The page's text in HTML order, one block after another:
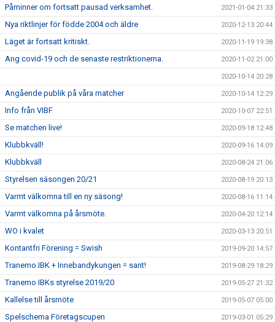
Påminner om fortsatt pausad verksamhet. 2021-01-04 21:33
Nya riktlinjer för födde 2004 och äldre 2020-12-13 20:44
Läget är fortsatt kritiskt. 2020-11-19 19:38
Ang covid-19 och de senaste restriktionerna. 2020-11-02 21:00
2020-10-14 20:28
Angående publik på våra matcher 2020-10-14 12:29
Info från VIBF 2020-10-07 22:51
Se matchen live! 2020-09-18 12:48
Klubbkväll! 2020-09-16 14:09
Klubbkväll 2020-08-24 21:06
Styrelsen säsongen 20/21 2020-08-19 20:13
Varmt välkomna till en ny säsong! 2020-08-16 11:14
Varmt välkomna på årsmöte. 2020-04-20 12:14
WO i kvalet 2020-03-13 20:51
Kontantfri Förening = Swish 2019-09-20 14:57
Tranemo IBK + Innebandykungen = sant! 2019-08-29 18:29
Tranemo IBKs styrelse 2019/20 2019-05-27 21:32
Kallelse till årsmöte 2019-05-07 05:00
Spelschema Företagscupen 2019-03-01 05:29